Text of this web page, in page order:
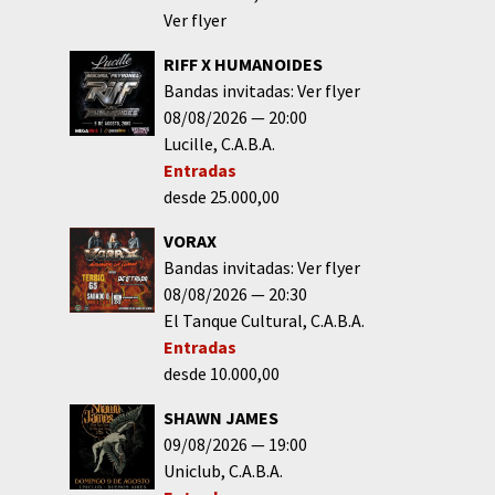
Ver flyer
RIFF X HUMANOIDES
Bandas invitadas: Ver flyer
08/08/2026
20:00
Lucille C.A.B.A.
Entradas
desde 25.000,00
VORAX
Bandas invitadas: Ver flyer
08/08/2026
20:30
El Tanque Cultural C.A.B.A.
Entradas
desde 10.000,00
SHAWN JAMES
09/08/2026
19:00
Uniclub C.A.B.A.